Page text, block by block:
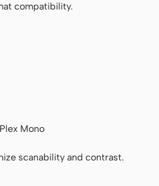
compatibility.
Mono
scanability and contrast.